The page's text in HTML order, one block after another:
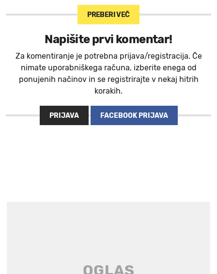
PREBERI VEČ
Napišite prvi komentar!
Za komentiranje je potrebna prijava/registracija. Če
nimate uporabniškega računa, izberite enega od
ponujenih načinov in se registrirajte v nekaj hitrih
korakih.
PRIJAVA FACEBOOK PRIJAVA